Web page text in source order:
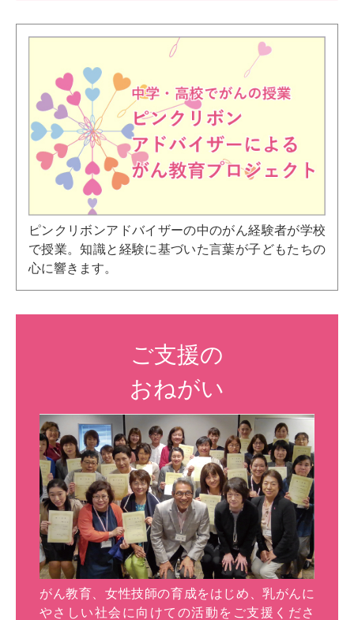
ピンクリボンアドバイザーの中のがん経験者が学校
で授業。知識と経験に基づいた言葉が子どもたちの
心に響きます。
ご支援の
おねがい
がん教育、女性技師の育成をはじめ、乳がんに
やさしい社会に向けての活動をご支援くださ